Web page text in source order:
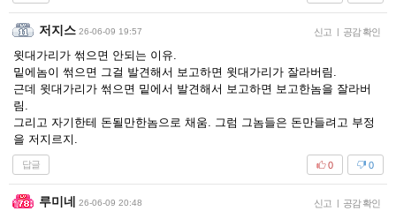
저지스 26-06-09 19:57 신고 | 공감 확인
윗대가리가 썪으면 안되는 이유.
밑에놈이 썪으면 그걸 발견해서 보고하면 윗대가리가 잘라버림.
근데 윗대가리가 썪으면 밑에서 발견해서 보고하면 보고한놈을 잘라버
림.
그리고 자기한테 돈될만한놈으로 채움. 그럼 그놈들은 돈만들려고 부정
을 저지르지.
답글 0
0
루미네 26-06-09 20:48 신고 | 공감 확인